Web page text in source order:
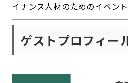
イナンス人材のためのイベン
ゲストプロフィー